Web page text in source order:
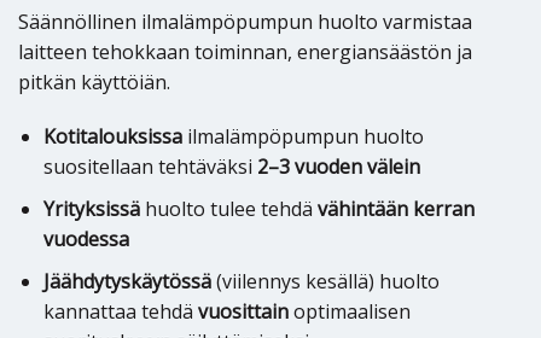
Säännöllinen ilmalämpöpumpun huolto varmistaa
laitteen tehokkaan toiminnan, energiansäästön ja
pitkän käyttöiän.
Kotitalouksissailmalämpöpumpun huolto
suositellaan tehtäväksi 2–3 vuoden välein
Yrityksissähuolto tulee tehdä vähintään kerran
vuodessa
Jäähdytyskäytössä(viilennys kesällä) huolto
kannattaa tehdä vuosittainoptimaalisen